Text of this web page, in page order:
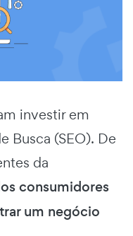
investir em
Busca (SEO). De
da
consumidores
um negócio